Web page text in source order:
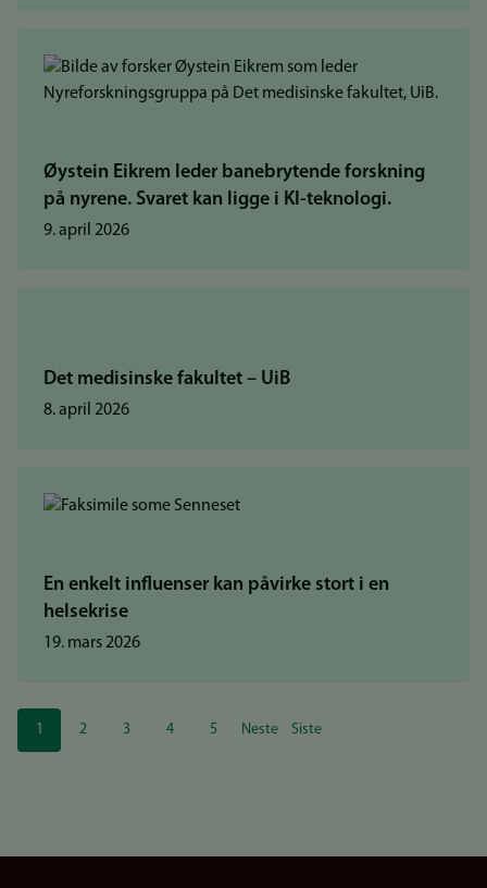
Øystein Eikrem leder banebrytende forskning
på nyrene. Svaret kan ligge i KI-teknologi.
9. april 2026
Det medisinske fakultet – UiB
8. april 2026
En enkelt influenser kan påvirke stort i en
helsekrise
19. mars 2026
Sider
Nåværende
side
1 Side
2 Side
3 Side
4 Side
5
Neste
Neste
Siste
Siste